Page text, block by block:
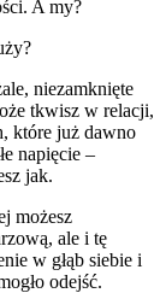
A my?
niezamknięte
tkwisz w relacji,
które już dawno
napięcie –
jak.
możesz
ale i tę
w głąb siebie i
odejść.